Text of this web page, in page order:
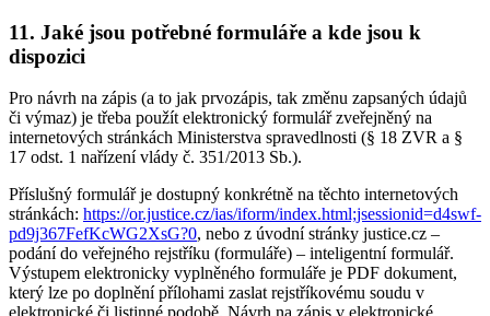
11. Jaké jsou potřebné formuláře a kde jsou k
dispozici
Pro návrh na zápis (a to jak prvozápis, tak změnu zapsaných údajů
či výmaz) je třeba použít elektronický formulář zveřejněný na
internetových stránkách Ministerstva spravedlnosti (§ 18 ZVR a §
17 odst. 1 nařízení vlády č. 351/2013 Sb.).
Příslušný formulář je dostupný konkrétně na těchto internetových
stránkách: https://or.justice.cz/ias/iform/index.html;jsessionid=d4swf-
pd9j367FefKcWG2XsG?0, nebo z úvodní stránky justice.cz –
podání do veřejného rejstříku (formuláře) – inteligentní formulář.
Výstupem elektronicky vyplněného formuláře je PDF dokument,
který lze po doplnění přílohami zaslat rejstříkovému soudu v